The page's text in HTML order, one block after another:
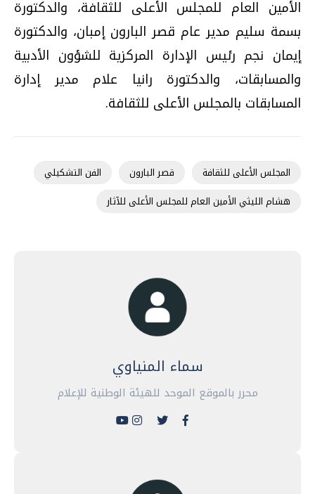
الأمين العام للمجلس الأعلى للثقافة، والدكتورة
بسمة سليم مدير عام قصر البارون إمبان، والدكتورة
إيمان نجم رئيس الإدارة المركزية للشؤون الأدبية
والمسابقات، والدكتورة رانيا علام مدير إدارة
المسابقات بالمجلس الأعلى للثقافة.
المجلس الأعلى للثقافة قصر البارون
الفن التشكيلي
هشام الليثي الأمين العام للمجلس الأعلى للآثار
سماء المنياوي
محرر بالموقع الموحد للهيئة الوطنية للإعلام